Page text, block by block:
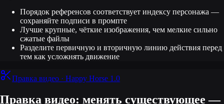
Порядок референсов соответствует индексу персонажа —
сохраняйте подписи в промпте
Лучше крупные, чёткие изображения, чем мелкие сильно
сжатые файлы
Разделите первичную и вторичную линию действия перед
тем как усложнять движение
Правка видео · Happy Horse 1.0
Правка видео: менять существующее —